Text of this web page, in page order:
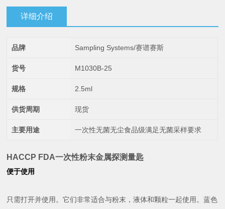
详细介绍
品牌 Sampling Systems/赛谱赛斯
货号 M1030B-25
规格 2.5ml
供货周期 现货
主要用途 一次性无菌无尘食品级满足无菌采样要求
HACCP FDA一次性粉末金属探测量匙
便于使用
只需打开并使用。它们非常适合与粉末，液体和颗粒一起使用。蓝色